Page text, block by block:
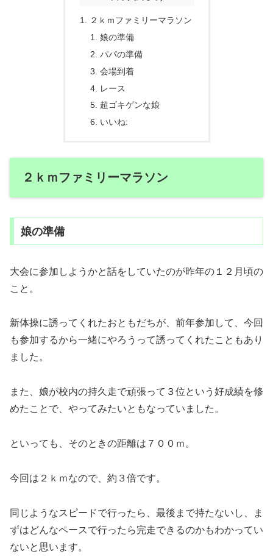
２ｋｍファミリーマラソン
娘の準備
パパの準備
会場到着
レース
超ゴキゲンな娘
いいね:
２ｋｍファミリーマラソン
娘の準備
大会に参加しようかと話をしていたのが昨年の１２月頃の
こと。
新体操に誘ってくれたおともだちが、前年参加して、今回
も参加するから一緒にやろうって誘ってくれたこともあり
ました。
また、娘が校内の持久走で頑張って３位という好成績を修
めたことで、やってみたいともなっていました。
といっても、そのときの距離は７００ｍ。
今回は２ｋｍなので、約３倍です。
同じようなスピードで行ったら、最後まで持たないし、ま
ずはどんなペースで行ったら完走できるのかもわかってい
ないと思います。